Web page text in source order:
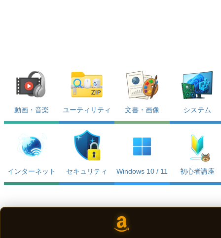
動画・音楽 ユーティリティ 文書・画像 システム
インターネット セキュリティ Windows 10 / 11 初心者講座